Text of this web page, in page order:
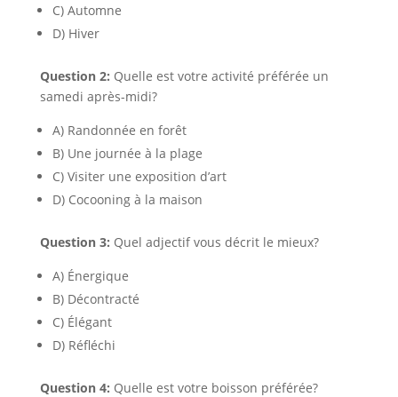
C) Automne
D) Hiver
Question 2: Quelle est votre activité préférée un
samedi après-midi?
A) Randonnée en forêt
B) Une journée à la plage
C) Visiter une exposition d’art
D) Cocooning à la maison
Question 3: Quel adjectif vous décrit le mieux?
A) Énergique
B) Décontracté
C) Élégant
D) Réfléchi
Question 4: Quelle est votre boisson préférée?